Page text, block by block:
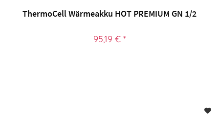
ThermoCell Wärmeakku HOT PREMIUM GN 1/2
95,19 € *